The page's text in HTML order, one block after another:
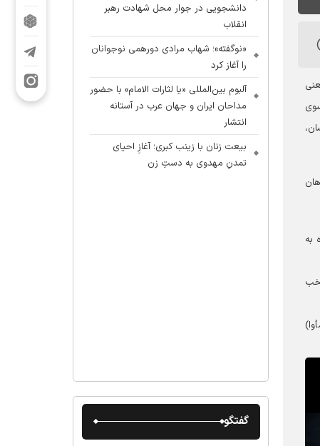
به
دانشجویی در جوار محل شهادت رهبر
انقلاب
«نوگفته»؛ شهاب مرادی دورهمی نوجوانان
را آغاز کرد
آلبوم بین‌المللی «یا لثارات الامام» با حضور
مداحان ایران و جهان عرب در آستانه
انتشار
بیعت زنان با زینب کبری؛ آغازِ احیای
تمدنِ مهدوی به دستِ زن
گفتگو